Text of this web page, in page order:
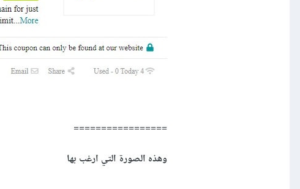
=================
وهذه الصورة التي ارغب بها